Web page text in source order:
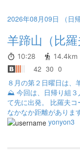
2026年08月09日 （日帰
羊蹄山（比羅
10:28 14.4km
42 30 0
８月の第２日曜日は、
⛰️ 今回は、日帰り組３人と小屋泊組に分かれ、私は日帰り組とし
て先に出発。 比羅夫コースは、１合目までが長く、２合目までも
なかなか距離がありま
感じます💦 この日は風も適度に吹いていて、比較的歩きやすいコ yonyon3